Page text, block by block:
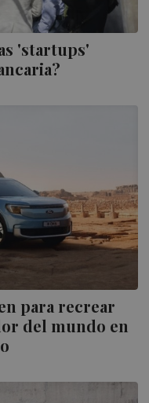
'startups'
para recrear
del mundo en